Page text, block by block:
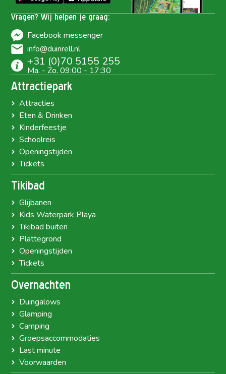
Vragen? Wij helpen je graag:
Facebook messenger
info@duinrell.nl
+31 (0)70 5155 255
Ma. - Zo. 09:00 - 17:30
Attractiepark
Attracties
Eten & Drinken
Kinderfeestje
Schoolreis
Openingstijden
Tickets
Tikibad
Glijbanen
Kids Waterpark Playa
Tikibad buiten
Plattegrond
Openingstijden
Tickets
Overnachten
Duingalows
Glamping
Camping
Groepsaccommodaties
Last minute
Voorwaarden